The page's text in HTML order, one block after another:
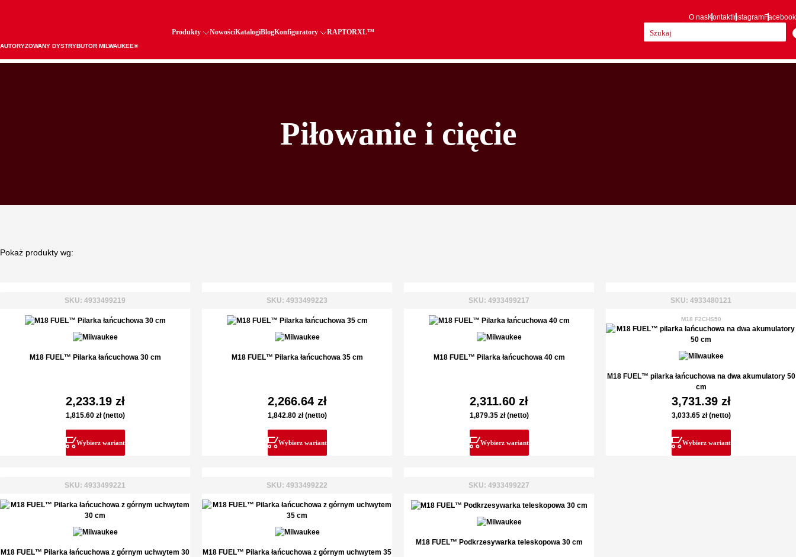
O nasKontaktInstagramFacebook
AUTORYZOWANY DYSTRYBUTOR MILWAUKEE®
Produkty NowościKatalogiBlogKonfiguratory RAPTORXL™
Piłowanie i cięcie
Pokaż produkty wg:
SKU: 4933499219
M18 FUEL™ Pilarka łańcuchowa 30 cm
2,233.19 zł
1,815.60 zł(netto)
Wybierz wariant
SKU: 4933499223
M18 FUEL™ Pilarka łańcuchowa 35 cm
2,266.64 zł
1,842.80 zł(netto)
Wybierz wariant
SKU: 4933499217
M18 FUEL™ Pilarka łańcuchowa 40 cm
2,311.60 zł
1,879.35 zł(netto)
Wybierz wariant
SKU: 4933480121
M18 F2CHS50
M18 FUEL™ pilarka łańcuchowa na dwa akumulatory 50
cm
3,731.39 zł
3,033.65 zł(netto)
Wybierz wariant
SKU: 4933499221
M18 FUEL™ Pilarka łańcuchowa z górnym uchwytem 30
SKU: 4933499222
M18 FUEL™ Pilarka łańcuchowa z górnym uchwytem 35
SKU: 4933499227
M18 FUEL™ Podkrzesywarka teleskopowa 30 cm